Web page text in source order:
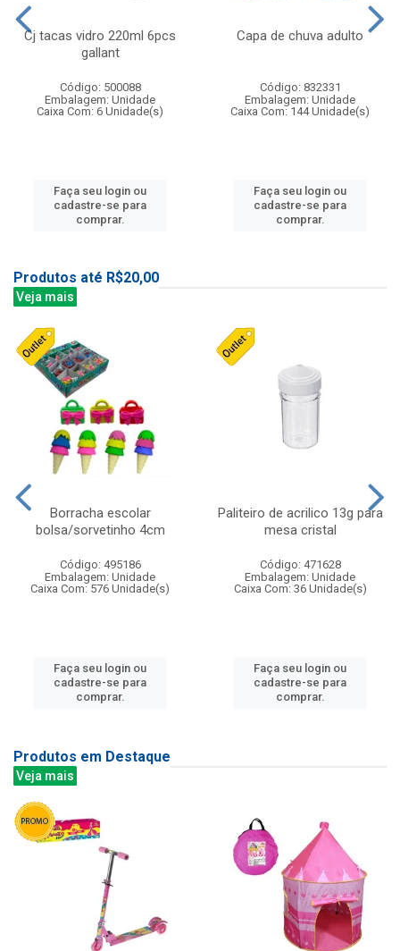
Cj tacas vidro 220ml 6pcs
gallant
Código: 500088
Embalagem: Unidade
Caixa Com: 6 Unidade(s)
Faça seu login ou
cadastre-se para
comprar.
Capa de chuva adulto
Código: 832331
Embalagem: Unidade
Caixa Com: 144 Unidade(s)
Faça seu login ou
cadastre-se para
comprar.
Produtos até R$20,00
Veja mais
Borracha escolar
bolsa/sorvetinho 4cm
Código: 495186
Embalagem: Unidade
Caixa Com: 576 Unidade(s)
Faça seu login ou
cadastre-se para
comprar.
Paliteiro de acrilico 13g para
mesa cristal
Código: 471628
Embalagem: Unidade
Caixa Com: 36 Unidade(s)
Faça seu login ou
cadastre-se para
comprar.
Produtos em Destaque
Veja mais